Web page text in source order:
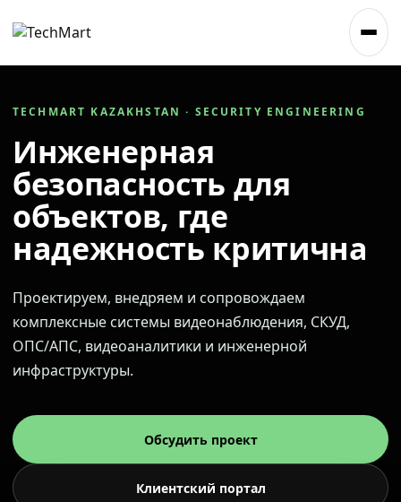
TECHMART KAZAKHSTAN · SECURITY ENGINEERING
Инженерная
безопасность для
объектов, где
надежность критична
Проектируем, внедряем и сопровождаем
комплексные системы видеонаблюдения, СКУД,
ОПС/АПС, видеоаналитики и инженерной
инфраструктуры.
Обсудить проект
Клиентский портал